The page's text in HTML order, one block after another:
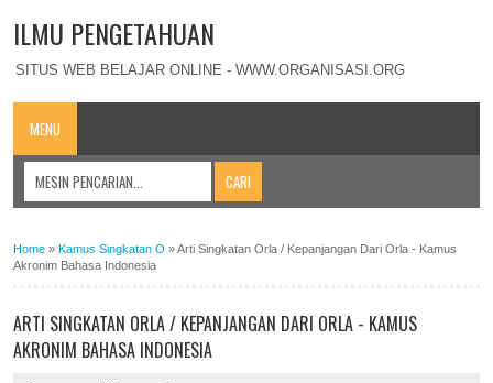
ILMU PENGETAHUAN
SITUS WEB BELAJAR ONLINE - WWW.ORGANISASI.ORG
MENU
Home » Kamus Singkatan O »Arti Singkatan Orla / Kepanjangan Dari Orla - Kamus
Akronim Bahasa Indonesia
ARTI SINGKATAN ORLA / KEPANJANGAN DARI ORLA - KAMUS
AKRONIM BAHASA INDONESIA